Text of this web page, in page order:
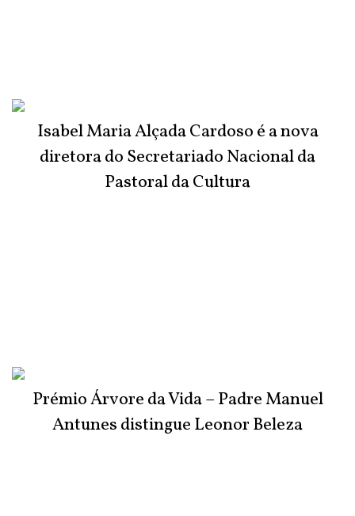
Isabel Maria Alçada Cardoso é a nova
diretora do Secretariado Nacional da
Pastoral da Cultura
Prémio Árvore da Vida – Padre Manuel
Antunes distingue Leonor Beleza